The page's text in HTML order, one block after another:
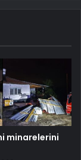
minarelerini